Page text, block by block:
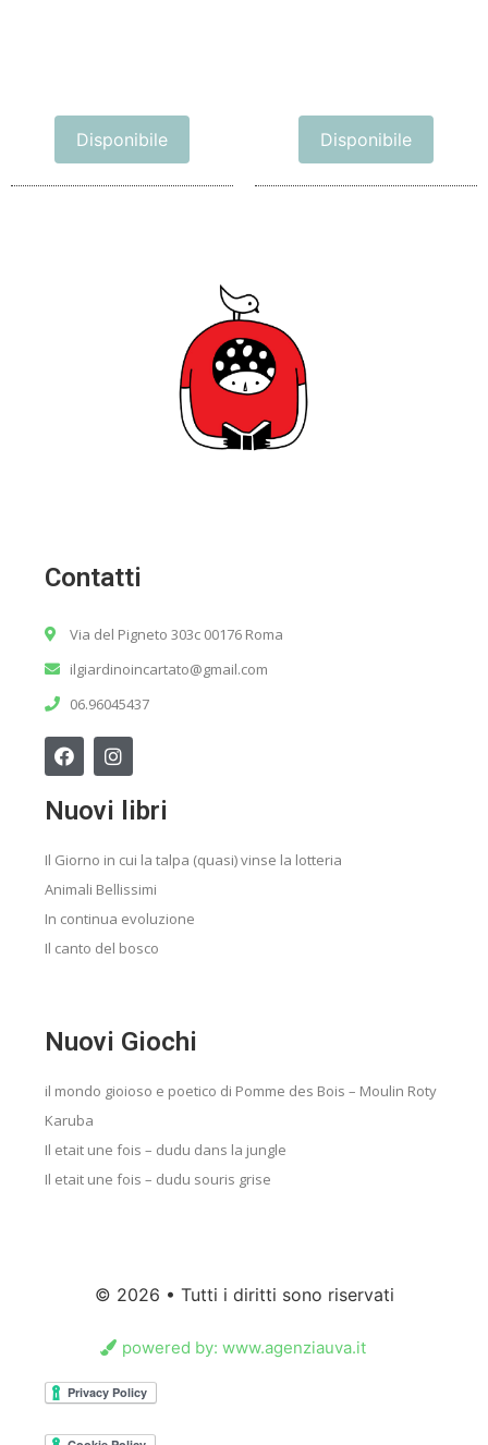
Disponibile Disponibile
Contatti
Via del Pigneto 303c 00176 Roma
ilgiardinoincartato@gmail.com
06.96045437
Nuovi libri
Il Giorno in cui la talpa (quasi) vinse la lotteria
Animali Bellissimi
In continua evoluzione
Il canto del bosco
Nuovi Giochi
il mondo gioioso e poetico di Pomme des Bois – Moulin Roty
Karuba
Il etait une fois – dudu dans la jungle
Il etait une fois – dudu souris grise
© 2026 • Tutti i diritti sono riservati
powered by: www.agenziauva.it